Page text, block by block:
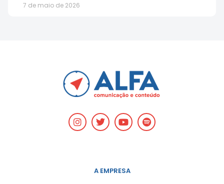
7 de maio de 2026
A EMPRESA